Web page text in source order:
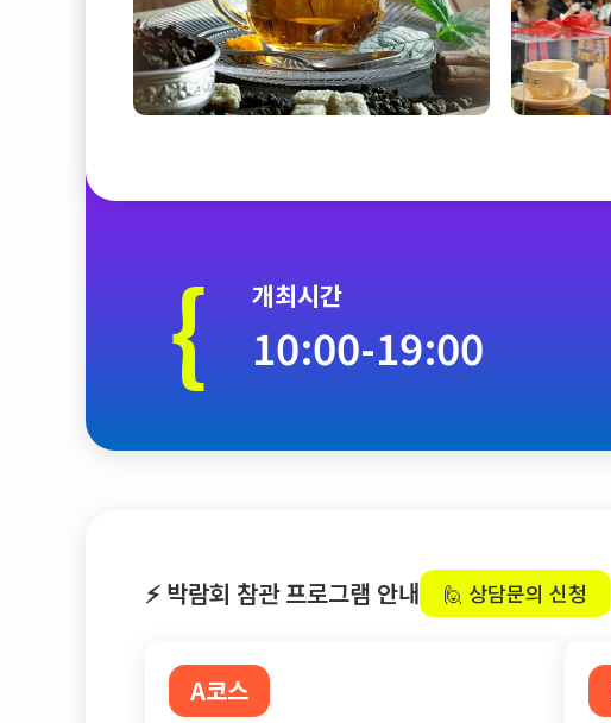
{ 개최시간
10:00-19:00
⚡ 박람회 참관 프로그램 안내 🙋 상담문의 신청
A코스